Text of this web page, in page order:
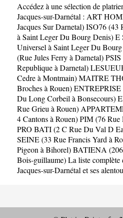
Accédez à une sélection de
Jacques-sur-Darnétal : ART
Jacques Sur Darnetal)ISO76 (43
à Saint Leger Du Bourg Denis)E
Universel à Saint Leger Du
(Rue Jules Ferry à Darnetal)
Republique à Darnetal)
Cedre à Montmain)MAITRE
Broches à Rouen)
Du Long Corbeil à Bonsecours)
Rue Grieu à Rouen)
4 Cantons à Rouen)PIM (76 Rue
PRO BATI (2 C Rue Du Val D
SEINE (33 Rue Francis Yard à
Pigeon à Bihorel)BATIENA (206
Bois-guillaume)La liste complète
Jacques-sur-Darnétal et ses